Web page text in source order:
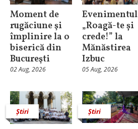
Moment de
rugăciune şi
împlinire la o
biserică din
Bucureşti
02 Aug, 2026
Evenimentul
„Roagă-te și
crede!” la
Mănăstirea
Izbuc
05 Aug, 2026
Știri Știri